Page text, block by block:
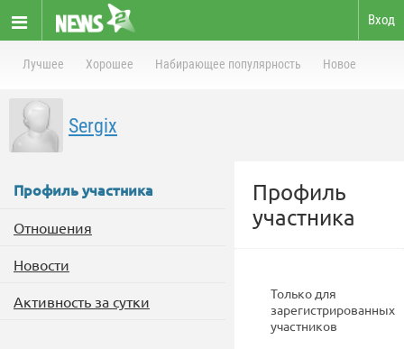
Вход
Лучшее Хорошее Набирающее популярность Новое
Sergix
Профиль участника
Отношения
Новости
Активность за сутки
Профиль
участника
Только для
зарегистрированных
участников